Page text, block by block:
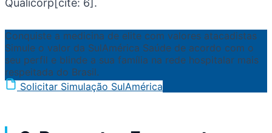
Qualicorp[cite: 6].
Conquiste a medicina de elite com valores atacadistas
Simule o valor da SulAmérica Saúde de acordo com o
seu perfil e blinde a sua família na rede hospitalar mais
respeitada do Brasil.
Solicitar Simulação SulAmérica